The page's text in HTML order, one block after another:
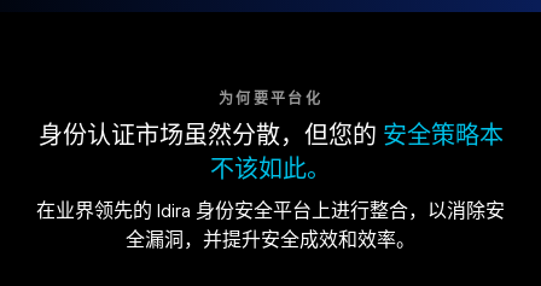
为何要平台化
身份认证市场虽然分散，但您的 安全策略本
不该如此。
在业界领先的 Idira 身份安全平台上进行整合，以消除安
全漏洞，并提升安全成效和效率。